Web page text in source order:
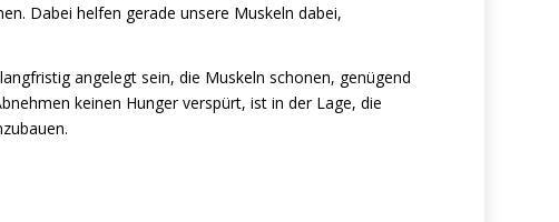
Dabei helfen gerade unsere Muskeln dabei,
angelegt sein, die Muskeln schonen, genügend
keinen Hunger verspürt, ist in der Lage, die